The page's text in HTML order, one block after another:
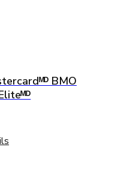
BMO